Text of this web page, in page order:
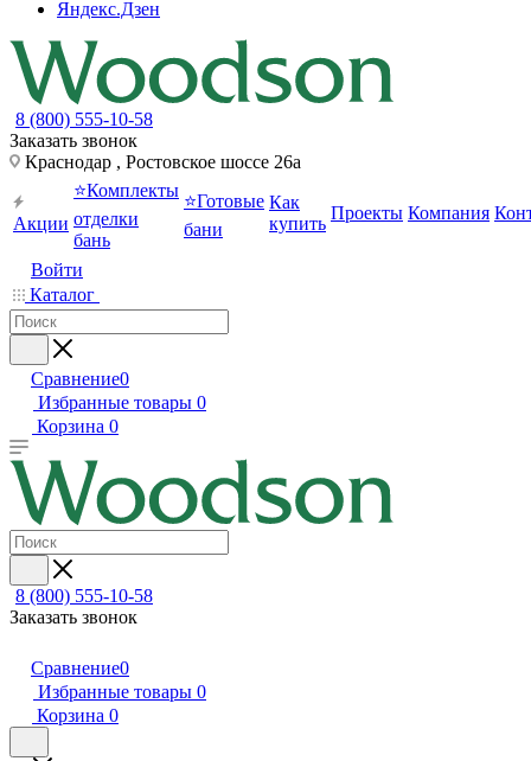
Яндекс.Дзен
8 (800) 555-10-58
Заказать звонок
Краснодар , Ростовское шоссе 26а
Акции
⭐Комплекты
отделки
бань
⭐Готовые
бани
Как
купить
Проекты Компания
Войти
Каталог
Сравнение0
Избранные товары 0
Корзина 0
8 (800) 555-10-58
Заказать звонок
Сравнение0
Избранные товары 0
Корзина 0